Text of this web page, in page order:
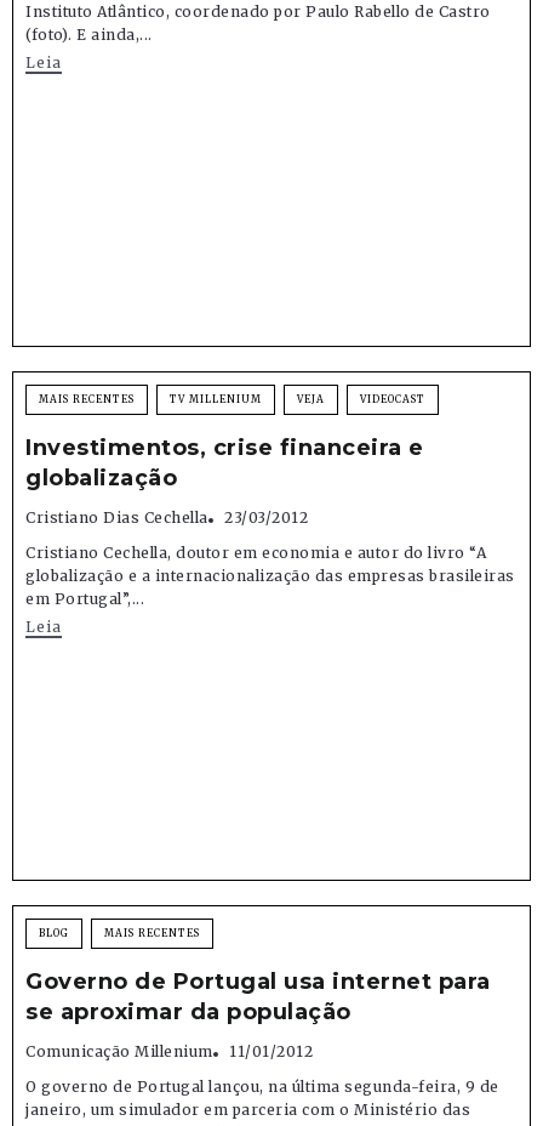
Instituto Atlântico, coordenado por Paulo Rabello de Castro
(foto). E ainda,...
Leia
MAIS RECENTES TV MILLENIUM VEJA VIDEOCAST
Investimentos, crise financeira e
globalização
Cristiano Dias Cechella
23/03/2012
Cristiano Cechella, doutor em economia e autor do livro “A
globalização e a internacionalização das empresas brasileiras
em Portugal”,...
Leia
BLOG MAIS RECENTES
Governo de Portugal usa internet para
se aproximar da população
Comunicação Millenium
11/01/2012
O governo de Portugal lançou, na última segunda-feira, 9 de
janeiro, um simulador em parceria com o Ministério das